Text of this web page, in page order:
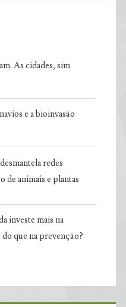
As cidades, sim
e a bioinvasão
redes
de animais e plantas
investe mais na
do que na prevenção?